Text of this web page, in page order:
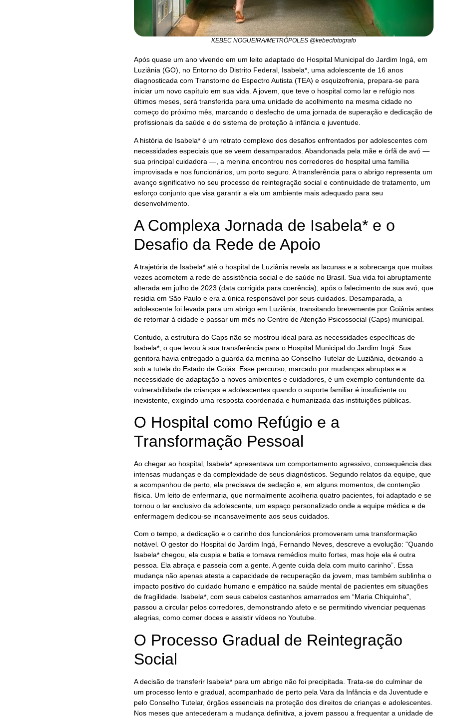
KEBEC NOGUEIRA/METRÓPOLES @kebecfotografo
Após quase um ano vivendo em um leito adaptado do Hospital Municipal do Jardim Ingá, em
Luziânia (GO), no Entorno do Distrito Federal, Isabela*, uma adolescente de 16 anos
diagnosticada com Transtorno do Espectro Autista (TEA) e esquizofrenia, prepara-se para
iniciar um novo capítulo em sua vida. A jovem, que teve o hospital como lar e refúgio nos
últimos meses, será transferida para uma unidade de acolhimento na mesma cidade no
começo do próximo mês, marcando o desfecho de uma jornada de superação e dedicação de
profissionais da saúde e do sistema de proteção à infância e juventude.
A história de Isabela* é um retrato complexo dos desafios enfrentados por adolescentes com
necessidades especiais que se veem desamparados. Abandonada pela mãe e órfã de avó —
sua principal cuidadora —, a menina encontrou nos corredores do hospital uma família
improvisada e nos funcionários, um porto seguro. A transferência para o abrigo representa um
avanço significativo no seu processo de reintegração social e continuidade de tratamento, um
esforço conjunto que visa garantir a ela um ambiente mais adequado para seu
desenvolvimento.
A Complexa Jornada de Isabela* e o
Desafio da Rede de Apoio
A trajetória de Isabela* até o hospital de Luziânia revela as lacunas e a sobrecarga que muitas
vezes acometem a rede de assistência social e de saúde no Brasil. Sua vida foi abruptamente
alterada em julho de 2023 (data corrigida para coerência), após o falecimento de sua avó, que
residia em São Paulo e era a única responsável por seus cuidados. Desamparada, a
adolescente foi levada para um abrigo em Luziânia, transitando brevemente por Goiânia antes
de retornar à cidade e passar um mês no Centro de Atenção Psicossocial (Caps) municipal.
Contudo, a estrutura do Caps não se mostrou ideal para as necessidades específicas de
Isabela*, o que levou à sua transferência para o Hospital Municipal do Jardim Ingá. Sua
genitora havia entregado a guarda da menina ao Conselho Tutelar de Luziânia, deixando-a
sob a tutela do Estado de Goiás. Esse percurso, marcado por mudanças abruptas e a
necessidade de adaptação a novos ambientes e cuidadores, é um exemplo contundente da
vulnerabilidade de crianças e adolescentes quando o suporte familiar é insuficiente ou
inexistente, exigindo uma resposta coordenada e humanizada das instituições públicas.
O Hospital como Refúgio e a
Transformação Pessoal
Ao chegar ao hospital, Isabela* apresentava um comportamento agressivo, consequência das
intensas mudanças e da complexidade de seus diagnósticos. Segundo relatos da equipe, que
a acompanhou de perto, ela precisava de sedação e, em alguns momentos, de contenção
física. Um leito de enfermaria, que normalmente acolheria quatro pacientes, foi adaptado e se
tornou o lar exclusivo da adolescente, um espaço personalizado onde a equipe médica e de
enfermagem dedicou-se incansavelmente aos seus cuidados.
Com o tempo, a dedicação e o carinho dos funcionários promoveram uma transformação
notável. O gestor do Hospital do Jardim Ingá, Fernando Neves, descreve a evolução: “Quando
Isabela* chegou, ela cuspia e batia e tomava remédios muito fortes, mas hoje ela é outra
pessoa. Ela abraça e passeia com a gente. A gente cuida dela com muito carinho”. Essa
mudança não apenas atesta a capacidade de recuperação da jovem, mas também sublinha o
impacto positivo do cuidado humano e empático na saúde mental de pacientes em situações
de fragilidade. Isabela*, com seus cabelos castanhos amarrados em “Maria Chiquinha”,
passou a circular pelos corredores, demonstrando afeto e se permitindo vivenciar pequenas
alegrias, como comer doces e assistir vídeos no Youtube.
O Processo Gradual de Reintegração
Social
A decisão de transferir Isabela* para um abrigo não foi precipitada. Trata-se do culminar de
um processo lento e gradual, acompanhado de perto pela Vara da Infância e da Juventude e
pelo Conselho Tutelar, órgãos essenciais na proteção dos direitos de crianças e adolescentes.
Nos meses que antecederam a mudança definitiva, a jovem passou a frequentar a unidade de